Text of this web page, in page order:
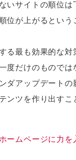
いサイトの順位
位が上がるという
る最も効果的な
度だけのもので
ダアップデート
ンツを作り出すこ
ームページに力を